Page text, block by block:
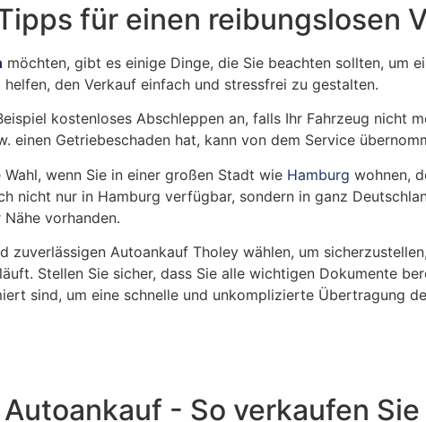
für einen reibungslosen
möchten, gibt es einige Dinge, die Sie beachten sollten, um
helfen, den Verkauf einfach und stressfrei zu gestalten.
kostenloses Abschleppen an, falls Ihr Fahrzeug nicht
einen Getriebeschaden hat, kann von dem Service
wenn Sie in einer großen Stadt wie Hamburg wohnen,
nicht nur in Hamburg verfügbar, sondern in ganz
vorhanden.
zuverlässigen Autoankauf Tholey wählen, um
Stellen Sie sicher, dass Sie alle wichtigen Dokumente
sind, um eine schnelle und unkomplizierte Übertragung
- So verkaufen Sie